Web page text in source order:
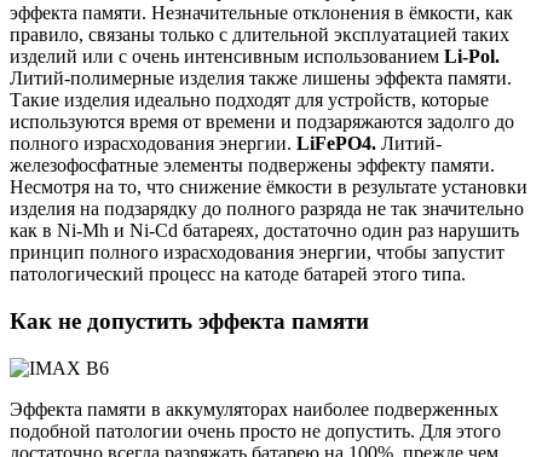
эффекта памяти. Незначительные отклонения в ёмкости, как
правило, связаны только с длительной эксплуатацией таких
изделий или с очень интенсивным использованием Li-Pol.
Литий-полимерные изделия также лишены эффекта памяти.
Такие изделия идеально подходят для устройств, которые
используются время от времени и подзаряжаются задолго до
полного израсходования энергии. LiFePO4. Литий-
железофосфатные элементы подвержены эффекту памяти.
Несмотря на то, что снижение ёмкости в результате установки
изделия на подзарядку до полного разряда не так значительно
как в Ni-Mh и Ni-Cd батареях, достаточно один раз нарушить
принцип полного израсходования энергии, чтобы запустит
патологический процесс на катоде батарей этого типа.
Как не допустить эффекта памяти
Эффекта памяти в аккумуляторах наиболее подверженных
подобной патологии очень просто не допустить. Для этого
достаточно всегда разряжать батарею на 100%, прежде чем